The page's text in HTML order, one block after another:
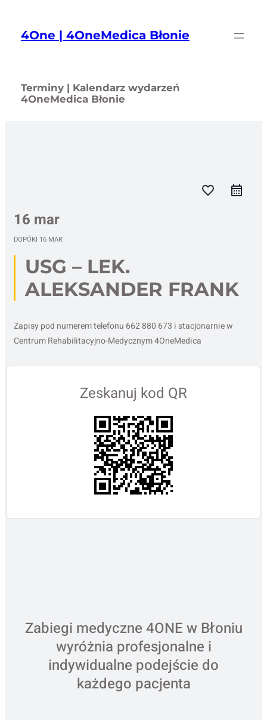
treści4One | 4OneMedica Błonie
Terminy | Kalendarz wydarzeń
4OneMedica Błonie
favorite_border
16 mar
DOPÓKI 16 MAR
USG – LEK.
ALEKSANDER FRANK
Zapisy pod numerem telefonu 662 880 673 i stacjonarnie w
Centrum Rehabilitacyjno-Medycznym 4OneMedica
Zeskanuj kod QR
Zabiegi medyczne 4ONE w Błoniu
wyróżnia profesjonalne i
indywidualne podejście do
każdego pacjenta